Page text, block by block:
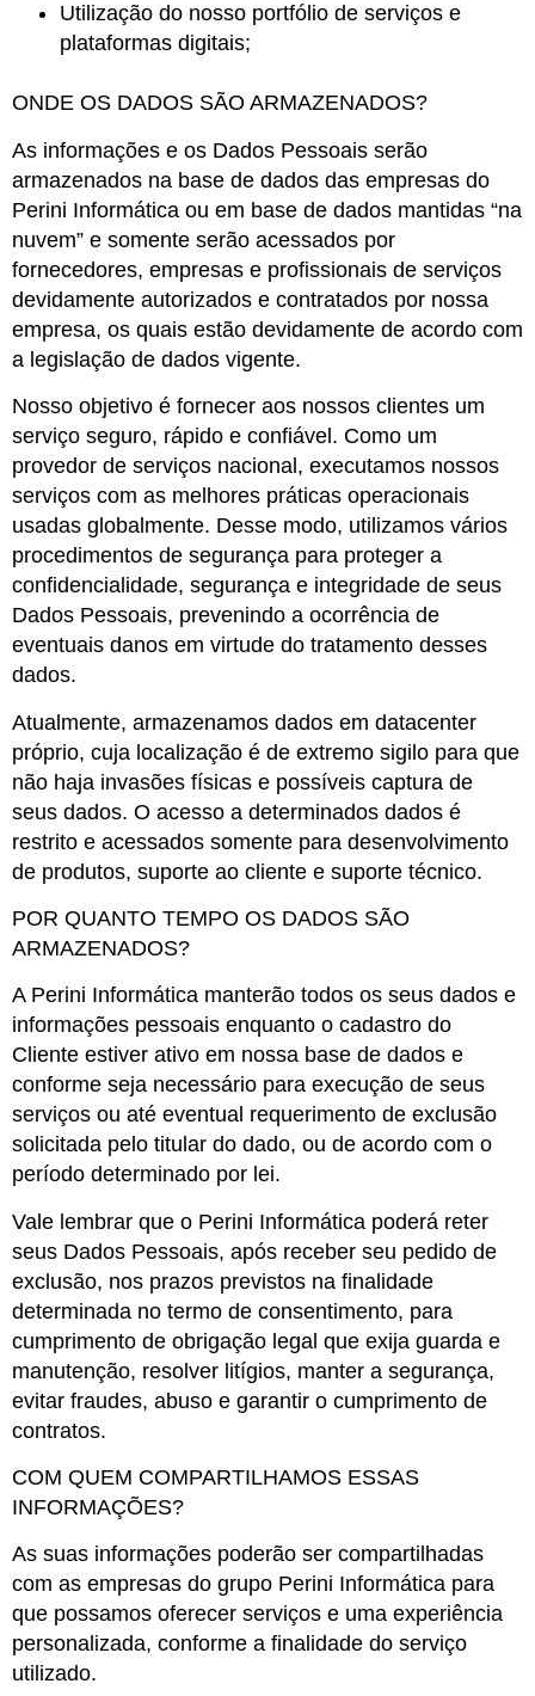
Utilização do nosso portfólio de serviços e
plataformas digitais;
ONDE OS DADOS SÃO ARMAZENADOS?
As informações e os Dados Pessoais serão
armazenados na base de dados das empresas do
Perini Informática ou em base de dados mantidas “na
nuvem” e somente serão acessados por
fornecedores, empresas e profissionais de serviços
devidamente autorizados e contratados por nossa
empresa, os quais estão devidamente de acordo com
a legislação de dados vigente.
Nosso objetivo é fornecer aos nossos clientes um
serviço seguro, rápido e confiável. Como um
provedor de serviços nacional, executamos nossos
serviços com as melhores práticas operacionais
usadas globalmente. Desse modo, utilizamos vários
procedimentos de segurança para proteger a
confidencialidade, segurança e integridade de seus
Dados Pessoais, prevenindo a ocorrência de
eventuais danos em virtude do tratamento desses
dados.
Atualmente, armazenamos dados em datacenter
próprio, cuja localização é de extremo sigilo para que
não haja invasões físicas e possíveis captura de
seus dados. O acesso a determinados dados é
restrito e acessados somente para desenvolvimento
de produtos, suporte ao cliente e suporte técnico.
POR QUANTO TEMPO OS DADOS SÃO
ARMAZENADOS?
A Perini Informática manterão todos os seus dados e
informações pessoais enquanto o cadastro do
Cliente estiver ativo em nossa base de dados e
conforme seja necessário para execução de seus
serviços ou até eventual requerimento de exclusão
solicitada pelo titular do dado, ou de acordo com o
período determinado por lei.
Vale lembrar que o Perini Informática poderá reter
seus Dados Pessoais, após receber seu pedido de
exclusão, nos prazos previstos na finalidade
determinada no termo de consentimento, para
cumprimento de obrigação legal que exija guarda e
manutenção, resolver litígios, manter a segurança,
evitar fraudes, abuso e garantir o cumprimento de
contratos.
COM QUEM COMPARTILHAMOS ESSAS
INFORMAÇÕES?
As suas informações poderão ser compartilhadas
com as empresas do grupo Perini Informática para
que possamos oferecer serviços e uma experiência
personalizada, conforme a finalidade do serviço
utilizado.